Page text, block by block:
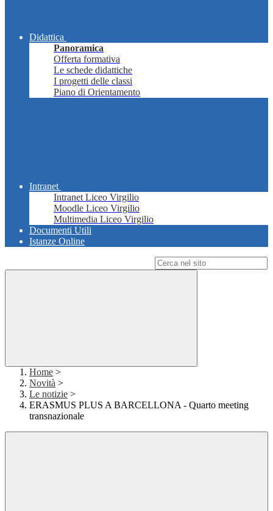
Didattica
Panoramica
Offerta formativa
Le schede didattiche
I progetti delle classi
Piano di Orientamento
Intranet
Intranet Liceo Virgilio
Moodle Liceo Virgilio
Multimedia Liceo Virgilio
Documenti Utili
Istanze Online
Home >
Novità >
Le notizie >
ERASMUS PLUS A BARCELLONA - Quarto meeting
transnazionale